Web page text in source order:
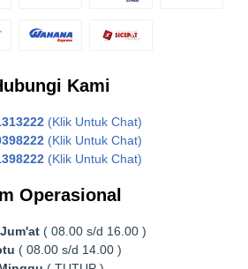
Kami
(Klik Untuk Chat)
(Klik Untuk Chat)
(Klik Untuk Chat)
Operasional
( 08.00 s/d 16.00 )
( 08.00 s/d 14.00 )